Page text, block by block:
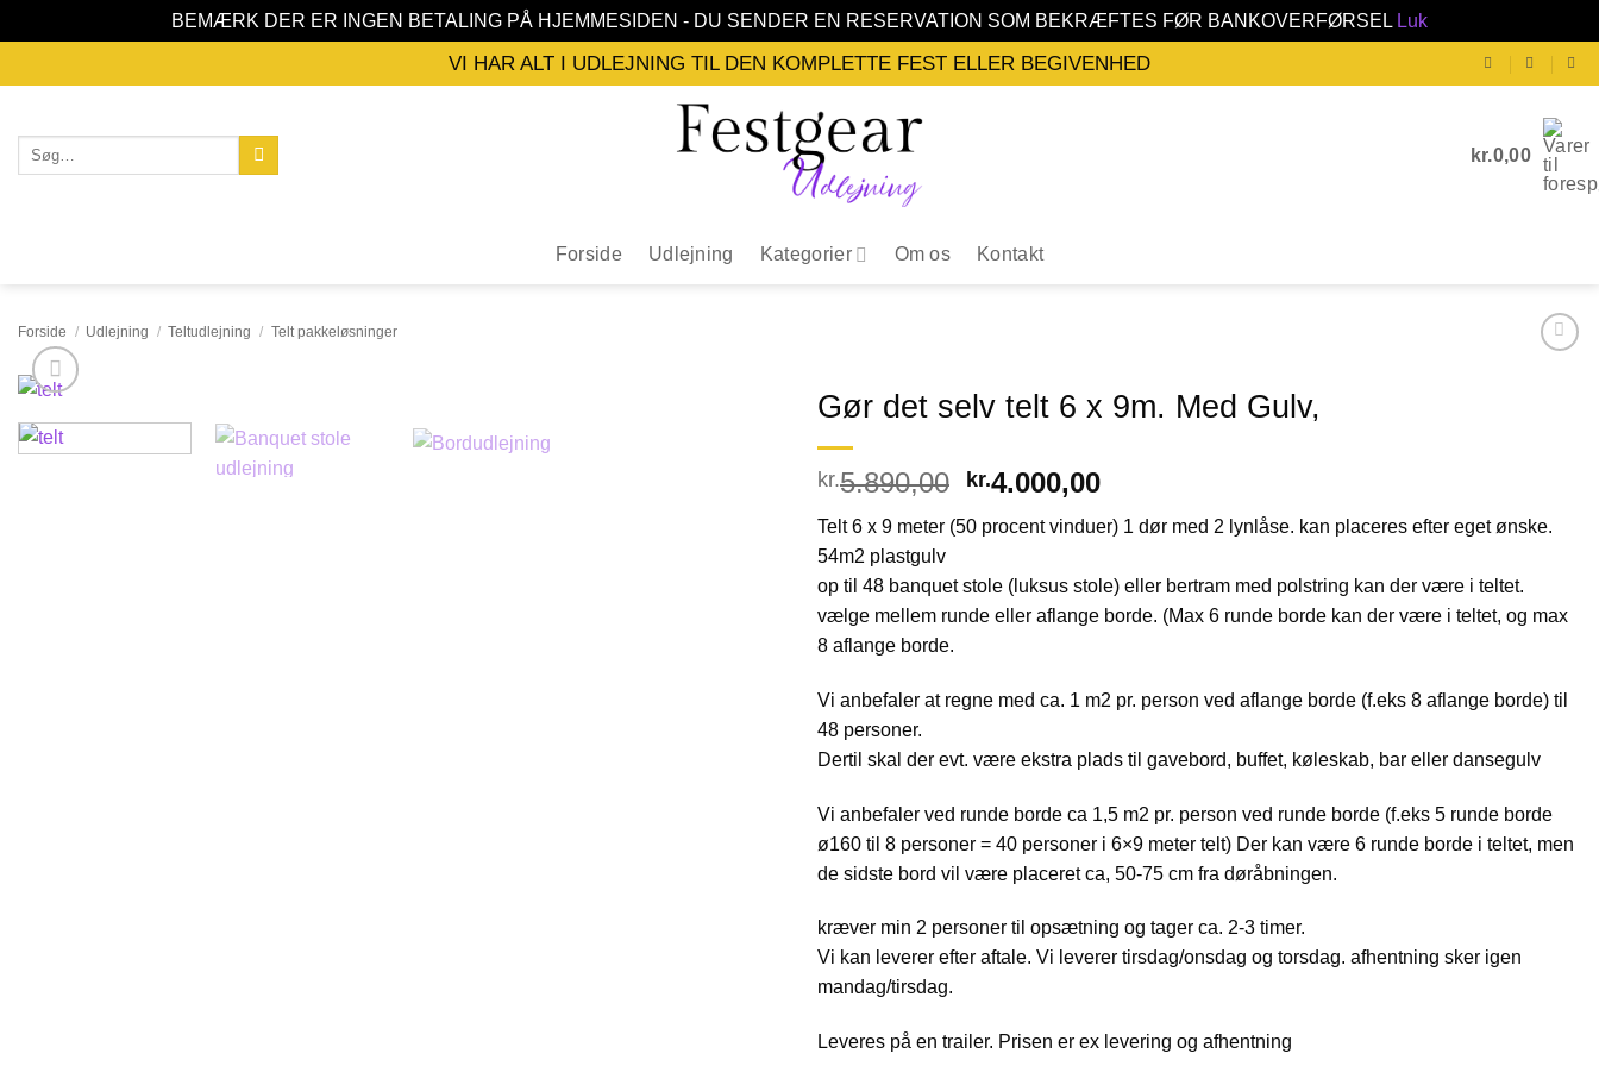
BEMÆRK DER ER INGEN BETALING PÅ HJEMMESIDEN - DU SENDER EN RESERVATION SOM BEKRÆFTES FØR BANKOVERFØRSEL Luk
til
VI HAR ALT I UDLEJNING TIL DEN KOMPLETTE FEST ELLER BEGIVENHED
Søg
efter:
kr.0,00
Forside Udlejning Kategorier Om os Kontakt
Forside / Udlejning / Teltudlejning / Telt pakkeløsninger
Gør det selv telt 6 x 9m. Med Gulv,
kr.5.890,00 kr.4.000,00
Telt 6 x 9 meter (50 procent vinduer) 1 dør med 2 lynlåse. kan placeres efter eget ønske.
54m2 plastgulv
op til 48 banquet stole (luksus stole) eller bertram med polstring kan der være i teltet.
vælge mellem runde eller aflange borde. (Max 6 runde borde kan der være i teltet, og max
8 aflange borde.
Vi anbefaler at regne med ca. 1 m2 pr. person ved aflange borde (f.eks 8 aflange borde) til
48 personer.
Dertil skal der evt. være ekstra plads til gavebord, buffet, køleskab, bar eller dansegulv
Vi anbefaler ved runde borde ca 1,5 m2 pr. person ved runde borde (f.eks 5 runde borde
ø160 til 8 personer = 40 personer i 6×9 meter telt) Der kan være 6 runde borde i teltet, men
de sidste bord vil være placeret ca, 50-75 cm fra døråbningen.
kræver min 2 personer til opsætning og tager ca. 2-3 timer.
Vi kan leverer efter aftale. Vi leverer tirsdag/onsdag og torsdag. afhentning sker igen
mandag/tirsdag.
Leveres på en trailer. Prisen er ex levering og afhentning